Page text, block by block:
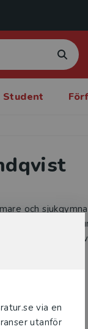
via en
utanför
Student
och
laget, är
lång erfarenhet